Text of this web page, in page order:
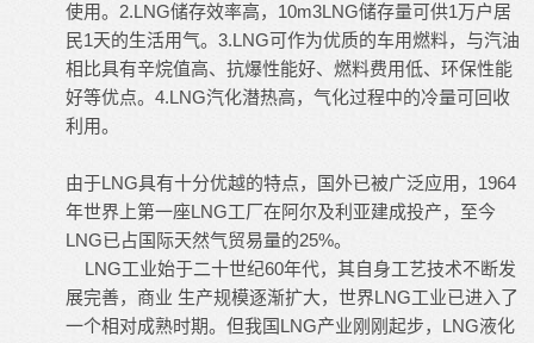
使用。2.LNG储存效率高，10m3LNG储存量可供1万户居
民1天的生活用气。3.LNG可作为优质的车用燃料，与汽油
相比具有辛烷值高、抗爆性能好、燃料费用低、环保性能
好等优点。4.LNG汽化潜热高，气化过程中的冷量可回收
利用。
由于LNG具有十分优越的特点，国外已被广泛应用，1964
年世界上第一座LNG工厂在阿尔及利亚建成投产，至今
LNG已占国际天然气贸易量的25%。
LNG工业始于二十世纪60年代，其自身工艺技术不断发
展完善，商业 生产规模逐渐扩大，世界LNG工业已进入了
一个相对成熟时期。但我国LNG产业刚刚起步，LNG液化